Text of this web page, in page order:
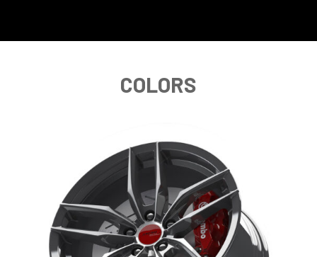
COLORS